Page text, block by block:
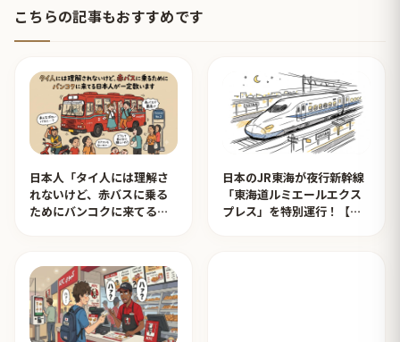
こちらの記事もおすすめです
日本人「タイ人には理解さ
れないけど、赤バスに乗る
ためにバンコクに来てる日
日本のJR東海が夜行新幹線
「東海道ルミエールエクス
プレス」を特別運行！【タ